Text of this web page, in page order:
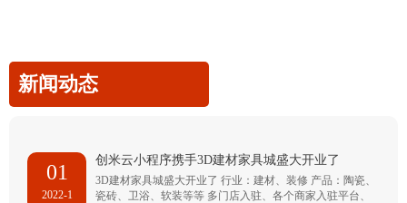
新闻动态
01
2022-1
创米云小程序携手3D建材家具城盛大开业了
3D建材家具城盛大开业了 行业：建材、装修 产品：陶瓷、
瓷砖、卫浴、软装等等 多门店入驻、各个商家入驻平台、